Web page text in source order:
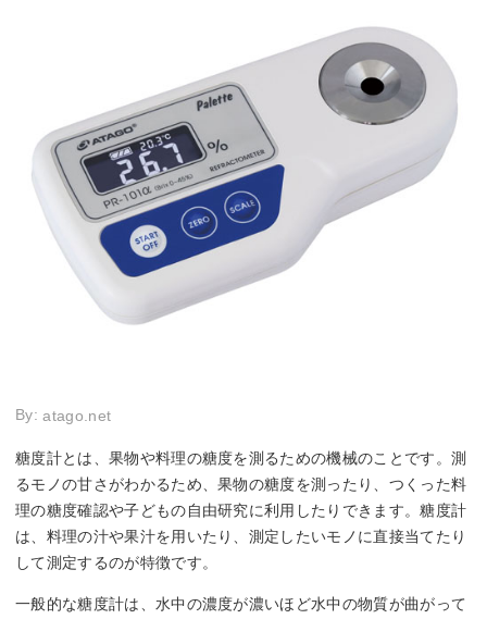
By:atago.net
糖度計とは、果物や料理の糖度を測るための機械のことです。測
るモノの甘さがわかるため、果物の糖度を測ったり、つくった料
理の糖度確認や子どもの自由研究に利用したりできます。糖度計
は、料理の汁や果汁を用いたり、測定したいモノに直接当てたり
して測定するのが特徴です。
一般的な糖度計は、水中の濃度が濃いほど水中の物質が曲がって